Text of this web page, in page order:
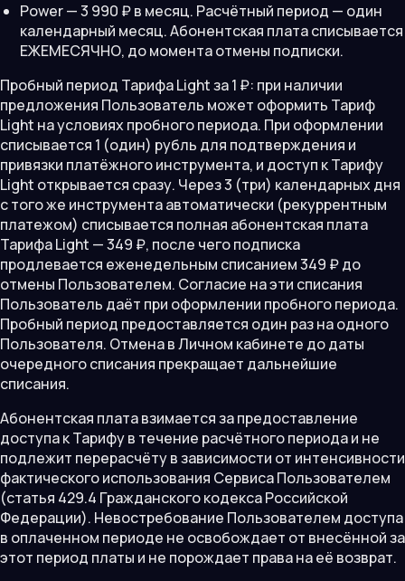
Power — 3 990 ₽ в месяц. Расчётный период — один
календарный месяц. Абонентская плата списывается
ЕЖЕМЕСЯЧНО, до момента отмены подписки.
Пробный период Тарифа Light за 1 ₽: при наличии
предложения Пользователь может оформить Тариф
Light на условиях пробного периода. При оформлении
списывается 1 (один) рубль для подтверждения и
привязки платёжного инструмента, и доступ к Тарифу
Light открывается сразу. Через 3 (три) календарных дня
с того же инструмента автоматически (рекуррентным
платежом) списывается полная абонентская плата
Тарифа Light — 349 ₽, после чего подписка
продлевается еженедельным списанием 349 ₽ до
отмены Пользователем. Согласие на эти списания
Пользователь даёт при оформлении пробного периода.
Пробный период предоставляется один раз на одного
Пользователя. Отмена в Личном кабинете до даты
очередного списания прекращает дальнейшие
списания.
Абонентская плата взимается за предоставление
доступа к Тарифу в течение расчётного периода и не
подлежит перерасчёту в зависимости от интенсивности
фактического использования Сервиса Пользователем
(статья 429.4 Гражданского кодекса Российской
Федерации). Невостребование Пользователем доступа
в оплаченном периоде не освобождает от внесённой за
этот период платы и не порождает права на её возврат.